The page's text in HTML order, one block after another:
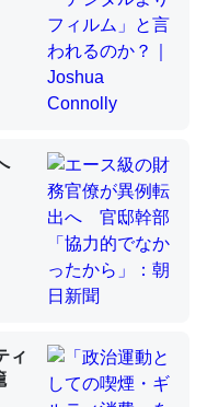
んかった。調べたら
分の1程度。
＝「昆虫はなぜ海にいな
不足してて両方に不
あって面白い。海に
ィ